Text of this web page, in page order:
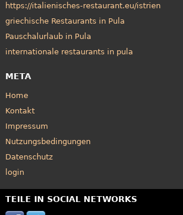
https://italienisches-restaurant.eu/istrien
griechische Restaurants in Pula
Pauschalurlaub in Pula
internationale restaurants in pula
META
Home
Kontakt
Impressum
Nutzungsbedingungen
Datenschutz
login
TEILE IN SOCIAL NETWORKS